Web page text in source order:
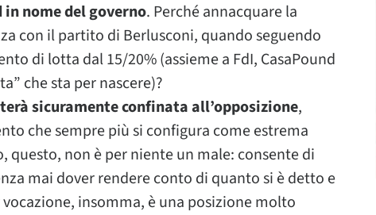
nome del governo. Perché annacquare la
con il partito di Berlusconi, quando seguendo
di lotta dal 15/20% (assieme a FdI, CasaPound
che sta per nascere)?
sicuramente confinata all’opposizione,
che sempre più si configura come estrema
non è per niente un male: consente di
mai dover rendere conto di quanto si è detto e
insomma, è una posizione molto